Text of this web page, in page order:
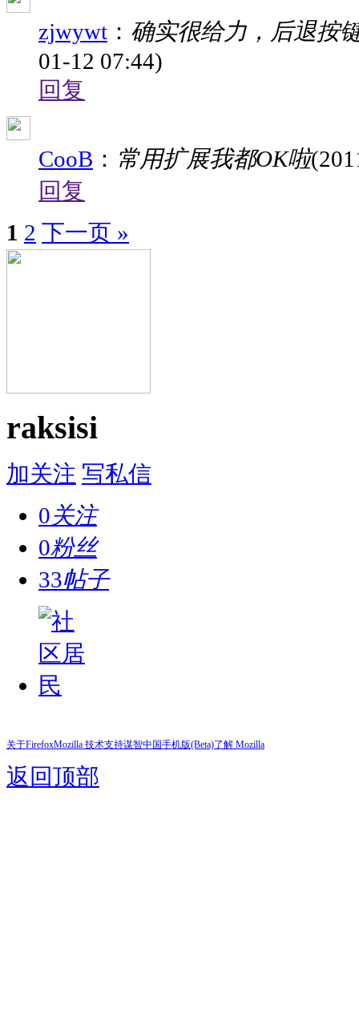
zjwywt ： 确实很给力，后退按
01-12 07:44)
回复
CooB ： 常用扩展我都OK啦
回复
1 2 下一页 »
raksisi
加关注 写私信
0关注
0粉丝
33帖子
关于FirefoxMozilla 技术支持谋智中国手机版(Beta)了解 Mozilla
返回顶部